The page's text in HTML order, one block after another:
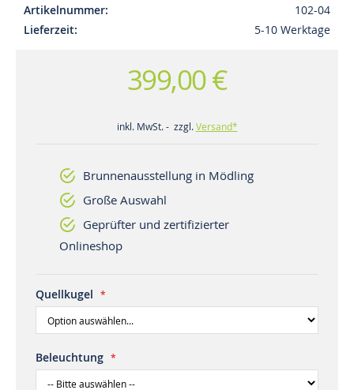
Artikelnummer
102-04
Lieferzeit
5-10 Werktage
399,00 €
inkl. MwSt. - zzgl.Versand*
Brunnenausstellung in Mödling
Große Auswahl
Geprüfter und zertifizierter
Onlineshop
Quellkugel
Beleuchtung